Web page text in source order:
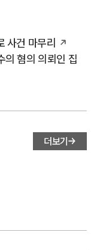
사건 마무리
의 혐의 의뢰인 집
더보기